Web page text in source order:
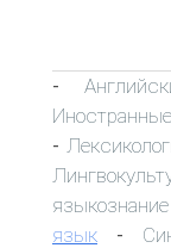
-
-
языкознание
язык -